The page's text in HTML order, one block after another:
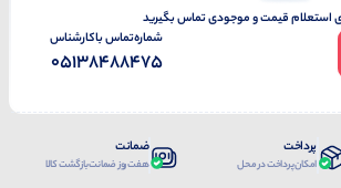
استعلام قیمت و موجودی تماس بگیرید
شماره‌تماس‌ با‌کارشناس
05138488475
پرداخت
امکان پرداخت در محل
ضمانت
هفت روز ضمانت بازگشت کالا